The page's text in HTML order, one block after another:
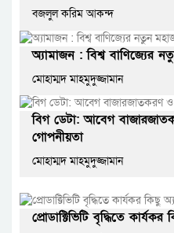
বজলুল করিম আকন্দ
অ্যামাজন : বিশ্ব বাণিজ্যের
মোহাম্মদ মাহমুদুজ্জামান
বিগ ডেটা: আবেগ
গোপনীয়তা
মোহাম্মদ মাহমুদুজ্জামান
প্রোডাক্টিভিটি বৃদ্ধিতে